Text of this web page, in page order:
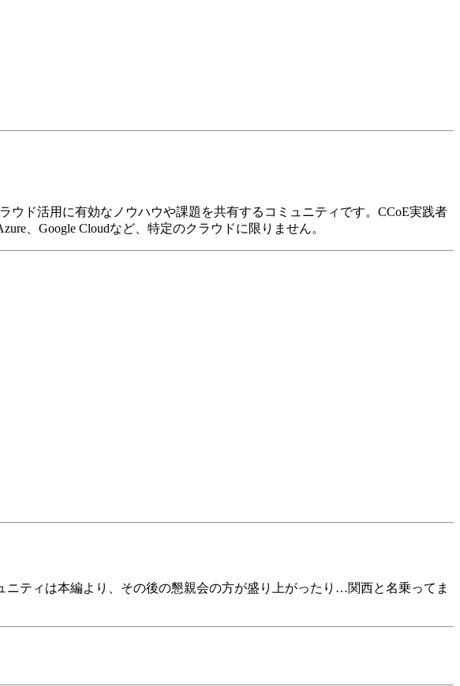
ウド活用に有効なノウハウや課題を共有するコミュニティです。CCoE実践者
、Google Cloudなど、特定のクラウドに限りません。
ティは本編より、その後の懇親会の方が盛り上がったり…関西と名乗ってま